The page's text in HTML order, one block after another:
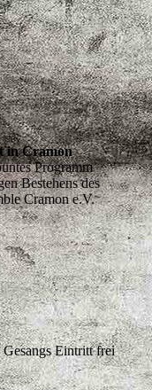
in Cramon
Programm
Bestehens des
Cramon e.V.
Gesangs Eintritt frei